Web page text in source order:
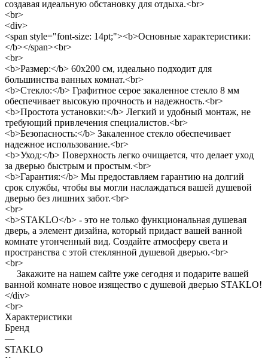
создавая идеальную обстановку для отдыха.<br>
<br>
<div>
<span style="font-size: 14pt;"><b>Основные характеристики:
</b></span><br>
<br>
<b>Размер:</b> 60x200 см, идеально подходит для
большинства ванных комнат.<br>
<b>Стекло:</b> Графитное серое закаленное стекло 8 мм
обеспечивает высокую прочность и надежность.<br>
<b>Простота установки:</b> Легкий и удобный монтаж, не
требующий привлечения специалистов.<br>
<b>Безопасность:</b> Закаленное стекло обеспечивает
надежное использование.<br>
<b>Уход:</b> Поверхность легко очищается, что делает уход
за дверью быстрым и простым.<br>
<b>Гарантия:</b> Мы предоставляем гарантию на долгий
срок службы, чтобы вы могли наслаждаться вашей душевой
дверью без лишних забот.<br>
<br>
<b>STAKLO</b> - это не только функциональная душевая
дверь, а элемент дизайна, который придаст вашей ванной
комнате утонченный вид. Создайте атмосферу света и
пространства с этой стеклянной душевой дверью.<br>
<br>
Закажите на нашем сайте уже сегодня и подарите вашей
ванной комнате новое изящество с душевой дверью STAKLO!
</div>
<br>
Характеристики
Бренд
—
STAKLO